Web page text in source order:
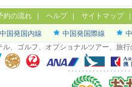
約の流れ ヘルプ| サイトマップ
中国発国内線 中国発国際線
ル、ゴルフ、オプショナルツアー、旅